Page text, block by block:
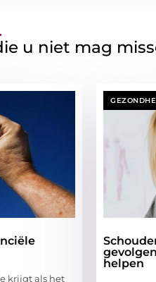
u niet mag
krijgt als het
helpen